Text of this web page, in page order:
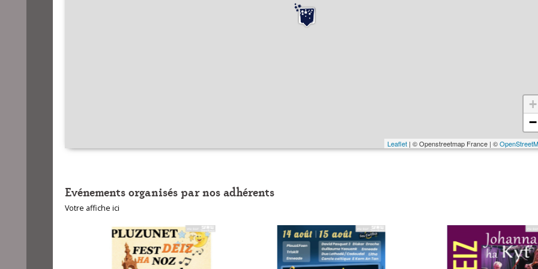
+
−
Leaflet| © Openstreetmap France | ©
Evénements organisés par nos adhérents
Votre affiche ici